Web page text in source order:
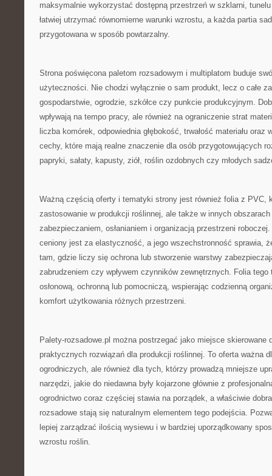
maksymalnie wykorzystać dostępną przestrzeń w szklarni,
łatwiej utrzymać równomierne warunki wzrostu, a każda partia
przygotowana w sposób powtarzalny.
Strona poświęcona paletom rozsadowym i multiplatom buduje
użyteczności. Nie chodzi wyłącznie o sam produkt, lecz o całe
gospodarstwie, ogrodzie, szkółce czy punkcie produkcyjnym.
wpływają na tempo pracy, ale również na ograniczenie strat
liczba komórek, odpowiednia głębokość, trwałość materiału oraz
cechy, które mają realne znaczenie dla osób przygotowujących
papryki, sałaty, kapusty, ziół, roślin ozdobnych czy młodych
Ważną częścią oferty i tematyki strony jest również folia z PVC,
zastosowanie w produkcji roślinnej, ale także w innych
zabezpieczaniem, osłanianiem i organizacją przestrzeni roboczej.
ceniony jest za elastyczność, a jego wszechstronność sprawia,
tam, gdzie liczy się ochrona lub stworzenie warstwy
zabrudzeniem czy wpływem czynników zewnętrznych. Folia tego
osłonową, ochronną lub pomocniczą, wspierając codzienną
komfort użytkowania różnych przestrzeni.
Palety-rozsadowe.pl można postrzegać jako miejsce skierowane
praktycznych rozwiązań dla produkcji roślinnej. To oferta ważna
ogrodniczych, ale również dla tych, którzy prowadzą mniejsze
narzędzi, jakie do niedawna były kojarzone głównie z
ogrodnictwo coraz częściej stawia na porządek, a właściwie
rozsadowe stają się naturalnym elementem tego podejścia.
lepiej zarządzać ilością wysiewu i w bardziej uporządkowany
wzrostu roślin.